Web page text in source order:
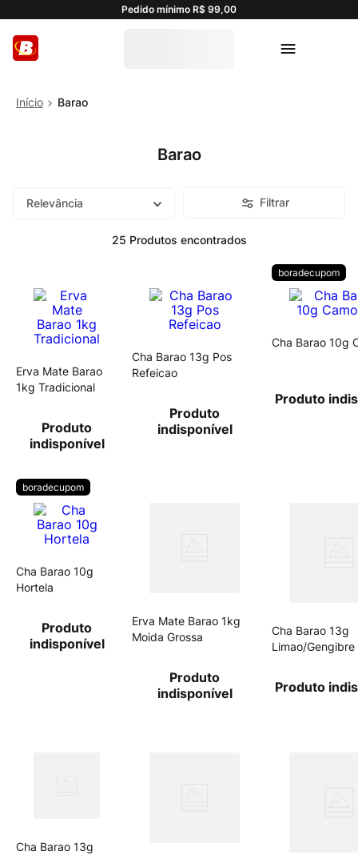
Pedido mínimo R$ 99,00
Barao
Barao
Relevância Filtrar
25 Produtos
Erva Mate Barao
1kg Tradicional
Produto
indisponível
Cha Barao 13g Pos
Refeicao
Produto
indisponível
boradecupom
Cha Barao 10g
Produto
boradecupom
Cha Barao 10g
Hortela
Produto
indisponível
Erva Mate Barao 1kg
Moida Grossa
Produto
indisponível
Cha Barao 13g
Limao/Gengibre
Produto
Cha Barao 13g